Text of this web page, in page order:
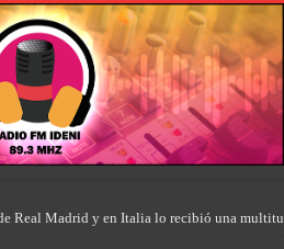
Real Madrid y en Italia lo recibió una
de Gaiman en medio de una